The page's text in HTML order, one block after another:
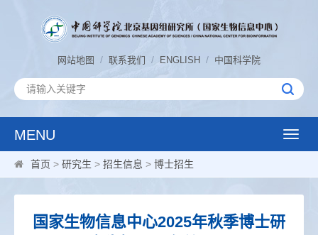
网站地图 / 联系我们 / ENGLISH / 中国科学院
MENU
Toggle
首页 > 研究生 > 招生信息 > 博士招生
国家生物信息中心2025年秋季博士研